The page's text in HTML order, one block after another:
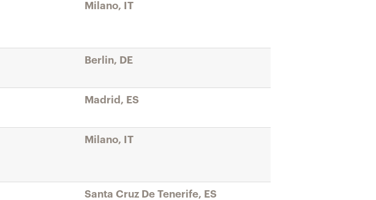
Milano, IT
Berlin, DE
Madrid, ES
Milano, IT
Santa Cruz De Tenerife, ES